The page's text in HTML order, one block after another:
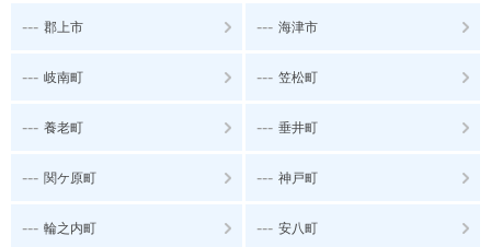
--- 郡上市 --- 海津市
--- 岐南町 --- 笠松町
--- 養老町 --- 垂井町
--- 関ケ原町 --- 神戸町
--- 輪之内町 --- 安八町